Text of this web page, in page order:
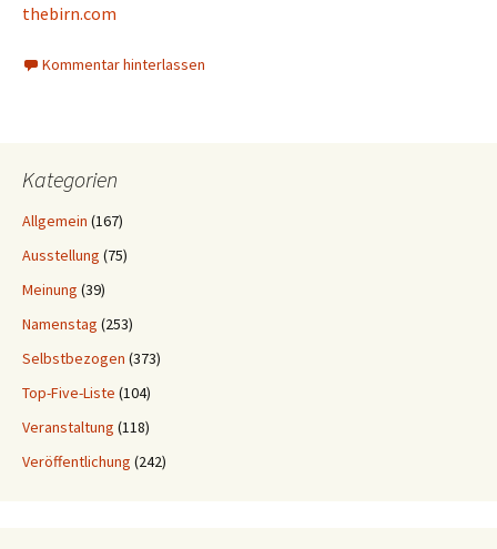
thebirn.com
Kommentar hinterlassen
Kategorien
Allgemein (167)
Ausstellung (75)
Meinung (39)
Namenstag (253)
Selbstbezogen (373)
Top-Five-Liste (104)
Veranstaltung (118)
Veröffentlichung (242)